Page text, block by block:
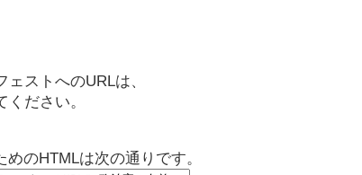
ストへのURLは、
ださい。
のHTMLは次の通りです。